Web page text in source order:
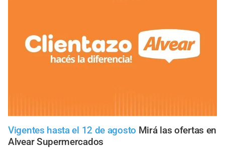
Vigentes hasta el 12 de agosto Mirá las ofertas en
Alvear Supermercados